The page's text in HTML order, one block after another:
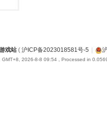
戏站( 沪ICP备2023018581号-5
GMT+8, 2026-8-8 09:54, Processed in